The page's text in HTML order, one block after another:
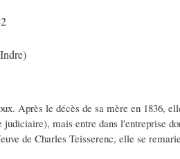
Après le décès de sa mère en 1836,
mais entre dans l'entreprise
de Charles Teisserenc, elle se